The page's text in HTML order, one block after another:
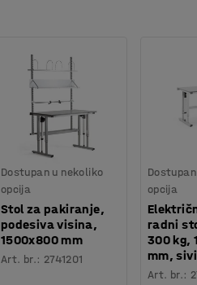
Dostupan u nekoliko
opcija
Stol za pakiranje,
podesiva visina,
1500x800 mm
Art. br.: 2741201
opcija
radni
300 kg,
mm, sivi
Art. br.: